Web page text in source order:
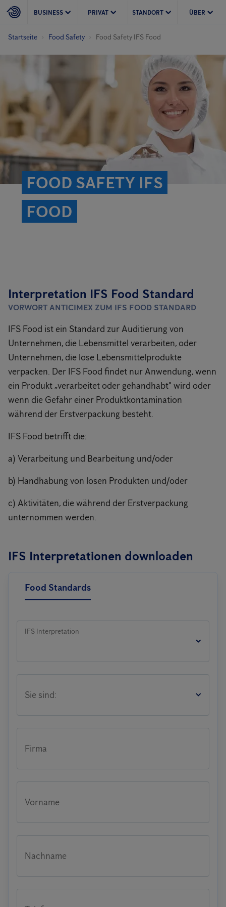
BUSINESS PRIVAT STANDORT ÜBER
Startseite Food Safety Food Safety IFS Food
FOOD SAFETY IFS
FOOD
Interpretation IFS Food Standard
VORWORT ANTICIMEX ZUM IFS FOOD STANDARD
IFS Food ist ein Standard zur Auditierung von
Unternehmen, die Lebensmittel verarbeiten, oder
Unternehmen, die lose Lebensmittelprodukte
verpacken. Der IFS Food findet nur Anwendung, wenn
ein Produkt „verarbeitet oder gehandhabt" wird oder
wenn die Gefahr einer Produktkontamination
während der Erstverpackung besteht.
IFS Food betrifft die:
a) Verarbeitung und Bearbeitung und/oder
b) Handhabung von losen Produkten und/oder
c) Aktivitäten, die während der Erstverpackung
unternommen werden.
IFS Interpretationen downloaden
Food Standards
IFS Interpretation
Sie sind:
Firma
Vorname
Nachname